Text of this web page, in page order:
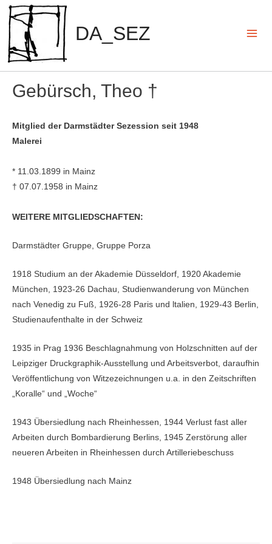
Zum
Inhalt
springen
DA_SEZ
Gebürsch, Theo †
Mitglied der Darmstädter Sezession seit 1948
Malerei
* 11.03.1899 in Mainz
† 07.07.1958 in Mainz
WEITERE MITGLIEDSCHAFTEN:
Darmstädter Gruppe, Gruppe Porza
1918 Studium an der Akademie Düsseldorf, 1920 Akademie
München, 1923-26 Dachau, Studienwanderung von München
nach Venedig zu Fuß, 1926-28 Paris und ltalien, 1929-43 Berlin,
Studienaufenthalte in der Schweiz
1935 in Prag 1936 Beschlagnahmung von Holzschnitten auf der
Leipziger Druckgraphik-Ausstellung und Arbeitsverbot, daraufhin
Veröffentlichung von Witzezeichnungen u.a. in den Zeitschriften
„Koralle“ und „Woche“
1943 Übersiedlung nach Rheinhessen, 1944 Verlust fast aller
Arbeiten durch Bombardierung Berlins, 1945 Zerstörung aller
neueren Arbeiten in Rheinhessen durch Artilleriebeschuss
1948 Übersiedlung nach Mainz